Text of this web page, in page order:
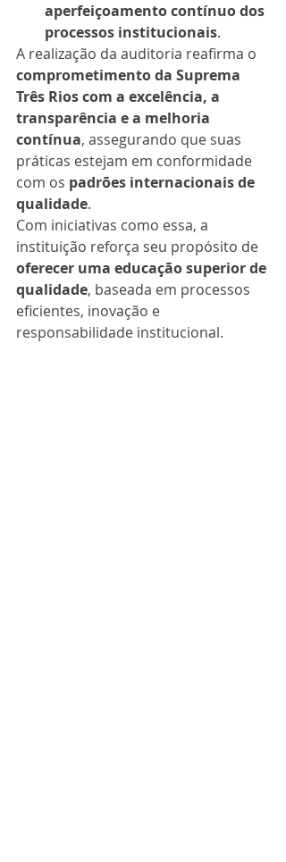
aperfeiçoamento contínuo dos
processos institucionais.
A realização da auditoria reafirma o
comprometimento da Suprema
Três Rios com a excelência, a
transparência e a melhoria
contínua, assegurando que suas
práticas estejam em conformidade
com os padrões internacionais de
qualidade.
Com iniciativas como essa, a
instituição reforça seu propósito de
oferecer uma educação superior de
qualidade, baseada em processos
eficientes, inovação e
responsabilidade institucional.